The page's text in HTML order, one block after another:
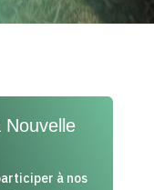
Nouvelle
à nos